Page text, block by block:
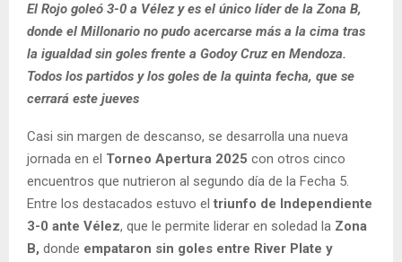
El Rojo goleó 3-0 a Vélez y es el único líder de la Zona B,
donde el Millonario no pudo acercarse más a la cima tras
la igualdad sin goles frente a Godoy Cruz en Mendoza.
Todos los partidos y los goles de la quinta fecha, que se
cerrará este jueves
Casi sin margen de descanso, se desarrolla una nueva
jornada en el Torneo Apertura 2025 con otros cinco
encuentros que nutrieron al segundo día de la Fecha 5.
Entre los destacados estuvo el triunfo de Independiente
3-0 ante Vélez, que le permite liderar en soledad la Zona
B, donde empataron sin goles entre River Plate y